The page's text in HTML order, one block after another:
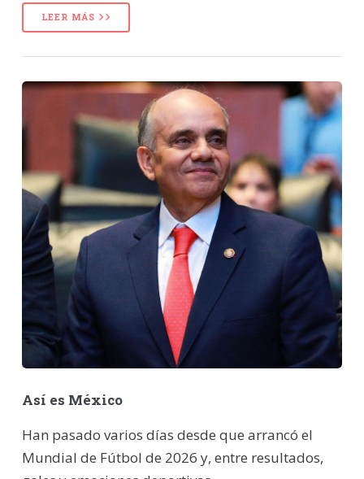
LEER MÁS
Así es México
Han pasado varios días desde que arrancó el
Mundial de Fútbol de 2026 y, entre resultados,